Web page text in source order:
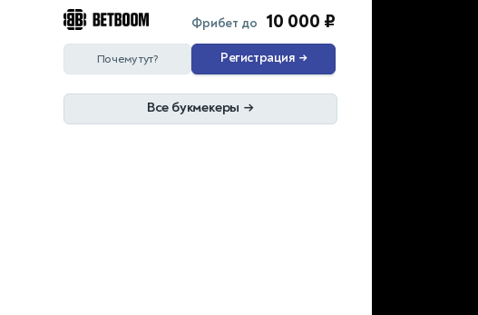
Фрибет до 10 000 ₽
Почему тут? Регистрация →
Все букмекеры →